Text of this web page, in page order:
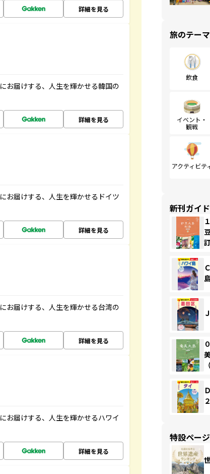
詳細を見る
お届けする、人生を輝かせる韓国の
詳細を見る
お届けする、人生を輝かせるドイツ
詳細を見る
お届けする、人生を輝かせる台湾の
詳細を見る
お届けする、人生を輝かせるハワイ
詳細を見る
旅のテーマ
飲食
イベント・
観戦
アクティビテ
新刊ガイ
特設ページ